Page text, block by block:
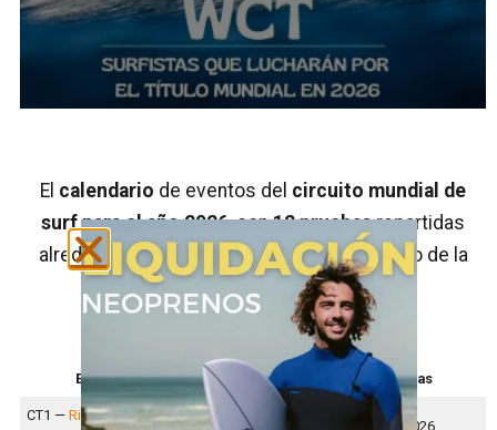
El calendario de eventos del circuito mundial de
surf para el año 2026, con12 pruebasrepartidas
alrededor del mundo, queda de la distribuido de la
siguiente forma:
Evento Sede Fechas
CT1 —Rip Curl Pro
Bells Beach, Australia 1–11 abril 2026